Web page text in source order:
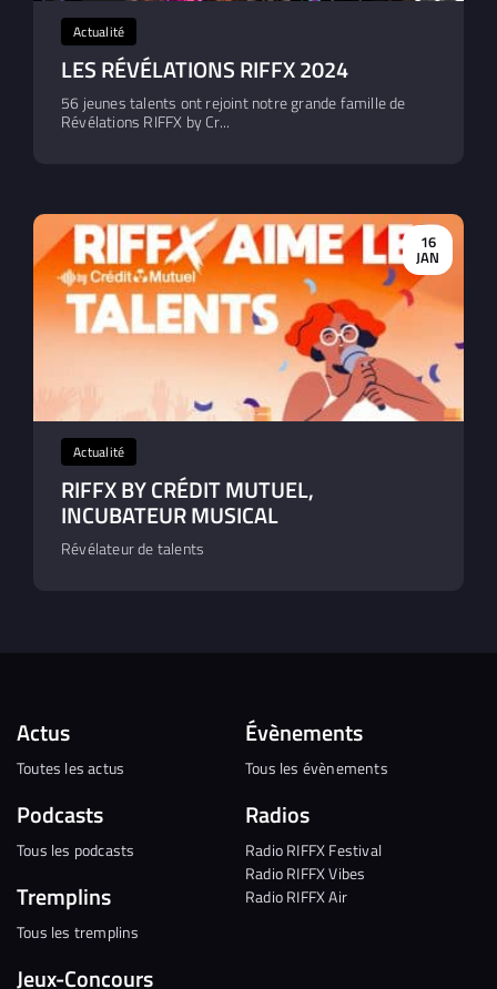
Actualité
LES RÉVÉLATIONS RIFFX 2024
56 jeunes talents ont rejoint notre grande famille de
Révélations RIFFX by Cr...
16
JAN
Actualité
RIFFX BY CRÉDIT MUTUEL,
INCUBATEUR MUSICAL
Révélateur de talents
Actus
Toutes les actus
Podcasts
Tous les podcasts
Tremplins
Tous les tremplins
Jeux-Concours
Évènements
Tous les évènements
Radios
Radio RIFFX Festival
Radio RIFFX Vibes
Radio RIFFX Air